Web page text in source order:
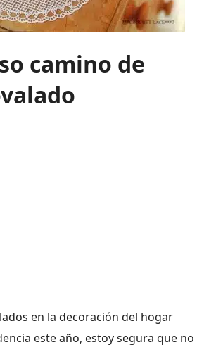
camino de
en la decoración del hogar
este año, estoy segura que no